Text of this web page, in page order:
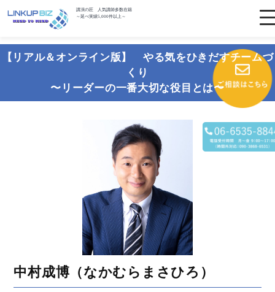
講演の匠 人気講師多数在籍
～延べ実績5,000件以上～
【リアル＆オンライン版】 やる気をひきだすチームづ
くり
〜リーダーの一番大切な役目とは〜
中村成博（なかむらまさひろ）